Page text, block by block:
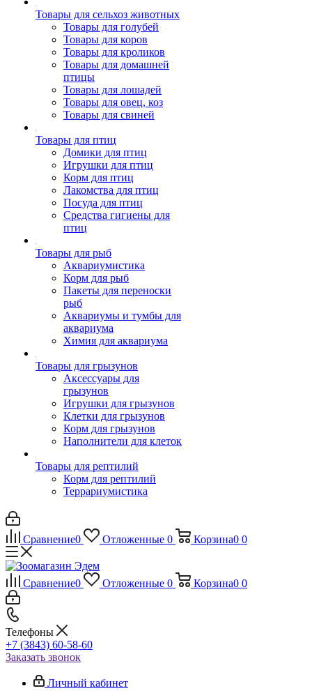
Товары для сельхоз животных
Товары для голубей
Товары для коров
Товары для кроликов
Товары для домашней
птицы
Товары для лошадей
Товары для овец, коз
Товары для свиней
Товары для птиц
Домики для птиц
Игрушки для птиц
Корм для птиц
Лакомства для птиц
Посуда для птиц
Средства гигиены для
птиц
Товары для рыб
Аквариумистика
Корм для рыб
Пакеты для переноски
рыб
Аквариумы и тумбы для
аквариума
Химия для аквариума
Товары для грызунов
Аксессуары для
грызунов
Игрушки для грызунов
Клетки для грызунов
Корм для грызунов
Наполнители для клеток
Товары для рептилий
Корм для рептилий
Террариумистика
Сравнение0 Отложенные 0 Корзина0 0
Сравнение0 Отложенные 0 Корзина0 0
Телефоны
+7 (3843) 60-58-60
Заказать звонок
Личный кабинет